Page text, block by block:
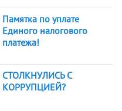
Памятка по уплате
Единого налогового
платежа!
СТОЛКНУЛИСЬ С
КОРРУПЦИЕЙ?